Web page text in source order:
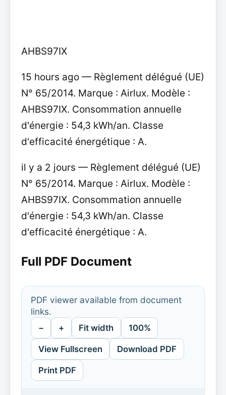
AHBS97IX
15 hours ago — Règlement délégué (UE)
N° 65/2014. Marque : Airlux. Modèle :
AHBS97IX. Consommation annuelle
d'énergie : 54,3 kWh/an. Classe
d'efficacité énergétique : A.
il y a 2 jours — Règlement délégué (UE)
N° 65/2014. Marque : Airlux. Modèle :
AHBS97IX. Consommation annuelle
d'énergie : 54,3 kWh/an. Classe
d'efficacité énergétique : A.
Full PDF Document
PDF viewer available from document
links.
− + Fit width 100%
View Fullscreen Download PDF
Print PDF